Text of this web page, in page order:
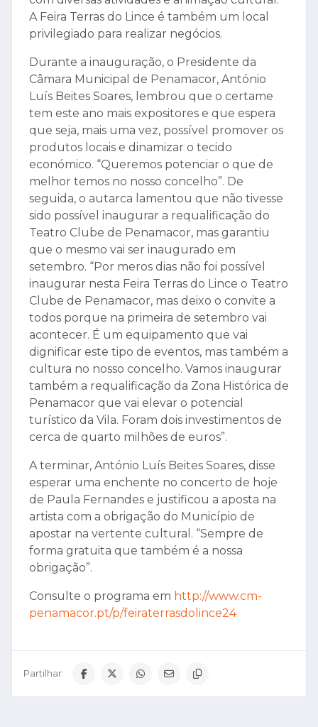
A Feira Terras do Lince é também um local
privilegiado para realizar negócios.
Durante a inauguração, o Presidente da
Câmara Municipal de Penamacor, António
Luís Beites Soares, lembrou que o certame
tem este ano mais expositores e que espera
que seja, mais uma vez, possível promover os
produtos locais e dinamizar o tecido
económico. “Queremos potenciar o que de
melhor temos no nosso concelho”. De
seguida, o autarca lamentou que não tivesse
sido possível inaugurar a requalificação do
Teatro Clube de Penamacor, mas garantiu
que o mesmo vai ser inaugurado em
setembro. “Por meros dias não foi possível
inaugurar nesta Feira Terras do Lince o Teatro
Clube de Penamacor, mas deixo o convite a
todos porque na primeira de setembro vai
acontecer. É um equipamento que vai
dignificar este tipo de eventos, mas também a
cultura no nosso concelho. Vamos inaugurar
também a requalificação da Zona Histórica de
Penamacor que vai elevar o potencial
turístico da Vila. Foram dois investimentos de
cerca de quarto milhões de euros”.
A terminar, António Luís Beites Soares, disse
esperar uma enchente no concerto de hoje
de Paula Fernandes e justificou a aposta na
artista com a obrigação do Município de
apostar na vertente cultural. “Sempre de
forma gratuita que também é a nossa
obrigação”.
Consulte o programa em http://www.cm-
penamacor.pt/p/feiraterrasdolince24
Partilhar: